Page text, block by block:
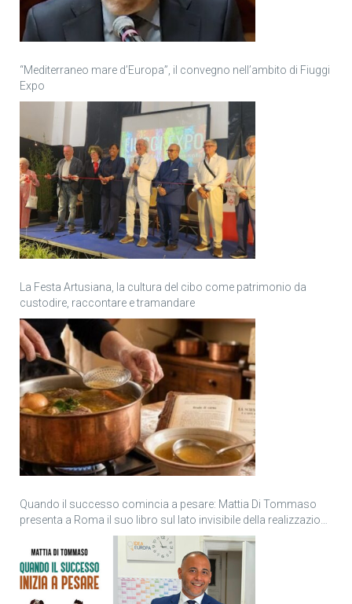
“Mediterraneo mare d’Europa”, il convegno nell’ambito di Fiuggi
Expo
La Festa Artusiana, la cultura del cibo come patrimonio da
custodire, raccontare e tramandare
Quando il successo comincia a pesare: Mattia Di Tommaso
presenta a Roma il suo libro sul lato invisibile della realizzazione